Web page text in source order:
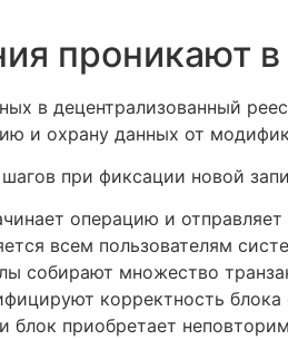
проникают
в децентрализованный
и охрану данных от
при фиксации новой
операцию и
всем пользователям
собирают множество
корректность
блок приобретает